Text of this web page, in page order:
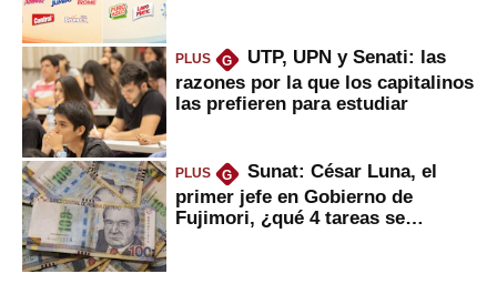
PLUS G
UTP, UPN y Senati: las
razones por la que los capitalinos
las prefieren para estudiar
PLUS G
Sunat: César Luna, el
primer jefe en Gobierno de
Fujimori, ¿qué 4 tareas se